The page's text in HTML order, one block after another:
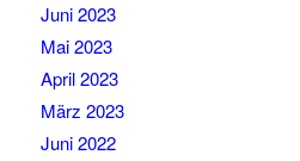
Juni 2023
Mai 2023
April 2023
März 2023
Juni 2022